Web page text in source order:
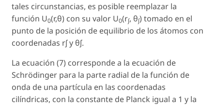
tales circunstancias, es posible reemplazar la
función U0(r,θ) con su valor U0(r∫, θ∫) tomado en el
punto de la posición de equilibrio de los átomos con
coordenadas r∫ y θ∫.
La ecuación (7) corresponde a la ecuación de
Schrödinger para la parte radial de la función de
onda de una partícula en las coordenadas
cilíndricas, con la constante de Planck igual a 1 y la